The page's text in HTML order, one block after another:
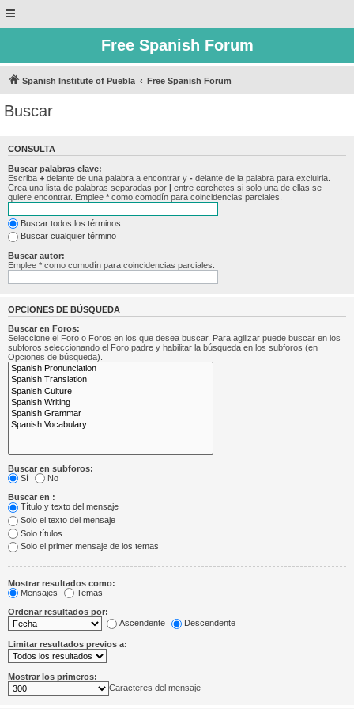
Free Spanish Forum
Spanish Institute of Puebla Free Spanish Forum
Buscar
CONSULTA
Buscar palabras clave:
Escriba + delante de una palabra a encontrar y - delante de la palabra para excluirla.
Crea una lista de palabras separadas por | entre corchetes si solo una de ellas se
quiere encontrar. Emplee * como comodín para coincidencias parciales.
Buscar todos los términos
Buscar cualquier término
Buscar autor:
Emplee * como comodín para coincidencias parciales.
OPCIONES DE BÚSQUEDA
Buscar en Foros:
Seleccione el Foro o Foros en los que desea buscar. Para agilizar puede buscar en los
subforos seleccionando el Foro padre y habilitar la búsqueda en los subforos (en
Opciones de búsqueda).
Buscar en subforos:
Sí
No
Buscar en :
Título y texto del mensaje
Solo el texto del mensaje
Solo títulos
Solo el primer mensaje de los temas
Mostrar resultados como:
Mensajes
Temas
Ordenar resultados por:
Ascendente
Descendente
Limitar resultados previos a:
Mostrar los primeros:
Caracteres del mensaje